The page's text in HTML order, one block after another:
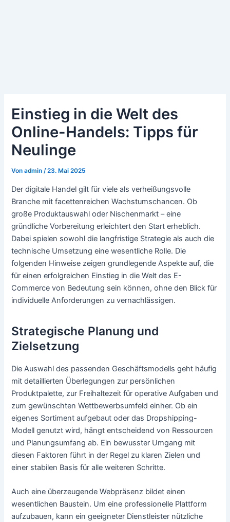
Einstieg in die Welt des
Online-Handels: Tipps für
Neulinge
Vonadmin/23. Mai 2025
Der digitale Handel gilt für viele als verheißungsvolle
Branche mit facettenreichen Wachstumschancen. Ob
große Produktauswahl oder Nischenmarkt – eine
gründliche Vorbereitung erleichtert den Start erheblich.
Dabei spielen sowohl die langfristige Strategie als auch die
technische Umsetzung eine wesentliche Rolle. Die
folgenden Hinweise zeigen grundlegende Aspekte auf, die
für einen erfolgreichen Einstieg in die Welt des E-
Commerce von Bedeutung sein können, ohne den Blick für
individuelle Anforderungen zu vernachlässigen.
Strategische Planung und
Zielsetzung
Die Auswahl des passenden Geschäftsmodells geht häufig
mit detaillierten Überlegungen zur persönlichen
Produktpalette, zur Freihaltezeit für operative Aufgaben und
zum gewünschten Wettbewerbsumfeld einher. Ob ein
eigenes Sortiment aufgebaut oder das Dropshipping-
Modell genutzt wird, hängt entscheidend von Ressourcen
und Planungsumfang ab. Ein bewusster Umgang mit
diesen Faktoren führt in der Regel zu klaren Zielen und
einer stabilen Basis für alle weiteren Schritte.
Auch eine überzeugende Webpräsenz bildet einen
wesentlichen Baustein. Um eine professionelle Plattform
aufzubauen, kann ein geeigneter Dienstleister nützliche